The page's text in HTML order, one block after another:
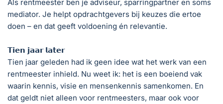
Als rentmeester ben je adviseur, sparringpartner en soms
mediator. Je helpt opdrachtgevers bij keuzes die ertoe
doen – en dat geeft voldoening én relevantie.
𝗧𝗶𝗲𝗻 𝗷𝗮𝗮𝗿 𝗹𝗮𝘁𝗲𝗿
Tien jaar geleden had ik geen idee wat het werk van een
rentmeester inhield. Nu weet ik: het is een boeiend vak
waarin kennis, visie en mensenkennis samenkomen. En
dat geldt niet alleen voor rentmeesters, maar ook voor